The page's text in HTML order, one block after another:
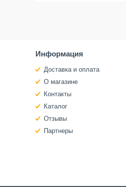
Информация
Доставка и оплата
О магазине
Контакты
Каталог
Отзывы
Партнеры